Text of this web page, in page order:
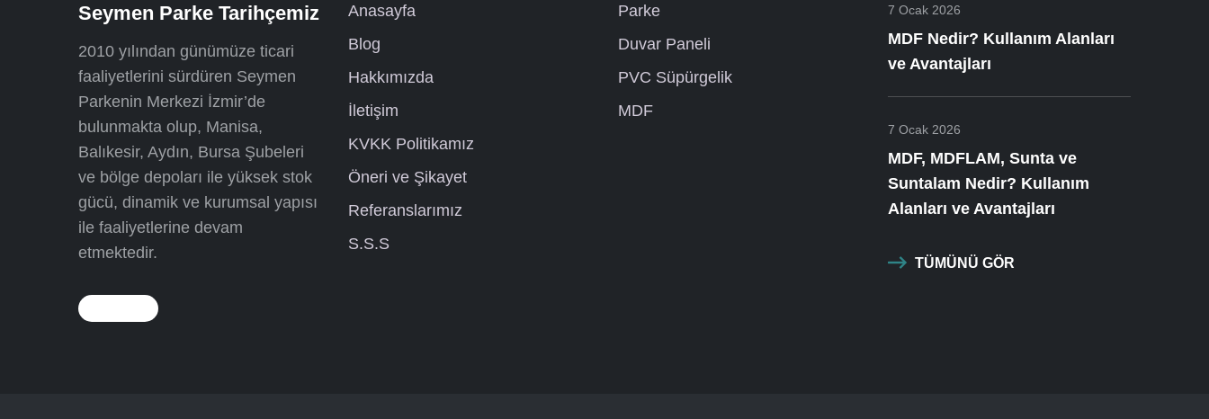
Seymen Parke Tarihçemiz
2010 yılından günümüze ticari
faaliyetlerini sürdüren Seymen
Parkenin Merkezi İzmir’de
bulunmakta olup, Manisa,
Balıkesir, Aydın, Bursa Şubeleri
ve bölge depoları ile yüksek stok
gücü, dinamik ve kurumsal yapısı
ile faaliyetlerine devam
etmektedir.
Anasayfa
Blog
Hakkımızda
İletişim
KVKK Politikamız
Öneri ve Şikayet
Referanslarımız
S.S.S
Parke
Duvar Paneli
PVC Süpürgelik
MDF
7 Ocak 2026
MDF Nedir? Kullanım Alanları
ve Avantajları
7 Ocak 2026
MDF, MDFLAM, Sunta ve
Suntalam Nedir? Kullanım
Alanları ve Avantajları
TÜMÜNÜ GÖR